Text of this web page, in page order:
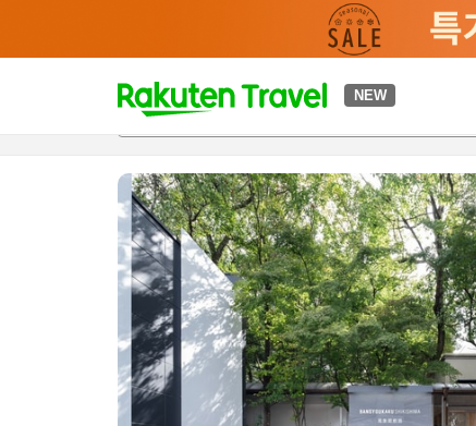
NEW
t
p
a
g
e
_
s
e
c
h
개요객실 & 숙박 상품이용 후기 편의 시설/서비스